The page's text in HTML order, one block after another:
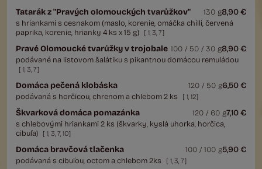
Tatarák z "Pravých olomouckých tvarůžkov" 130 g8,90 €
s hriankami s cesnakom (maslo, korenie, omáčka chilli, červená
paprika, korenie, hrianky 4 ks x 15 g)
[ 1, 3, 7]
Pravé Olomoucké tvarůžky v trojobale 100 / 50 / 30 g8,90 €
podávané na listovom šalátiku s pikantnou domácou remuládou
[ 1, 3, 7]
Domáca pečená klobáska 120 / 50 g6,50 €
podávaná s horčicou, chrenom a chlebom 2 ks [ 1, 12]
Škvarková domáca pomazánka 120 / 60 g7,10 €
s chlebovými hriankami 2 ks (škvarky, kyslá uhorka, horčica,
cibuľa)
[ 1, 3, 7, 10]
Domáca bravčová tlačenka 100 / 100 g5,90 €
podávaná s cibuľou, octom a chlebom 2ks [ 1, 3, 7]